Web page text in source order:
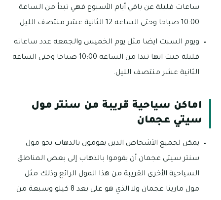
ساعات قليلة عن باقي أيام الأسبوع فهي تبدأ من الساعة
10:00 صباحا وحتى الساعه 12 الثانية عشر منتصف الليل.
ويوم السبت ايضا مثل يوم الخميس والجمعه عدد ساعاته
قليلة حيث انها تبدا من الساعه 10:00 صباحا وحتى الساعة
الثانية عشر منتصف الليل.
اماكن سياحية قريبة من سنتر مول
سيتي عجمان
يمكن لجميع الأشخاص الذين يقومون بالذهاب نحو مول
سنتر سيتي عجمان أن يقوموا بالذهاب إلى بعض المناطق
السياحية الأخرى القريبة من هذا المول الرائع وذلك مثل
مول مارينا عجمان ولا الذي هو على بعد 8 كيلو وسبعة من